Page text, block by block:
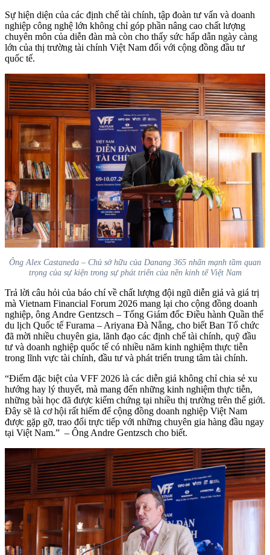
Sự hiện diện của các định chế tài chính, tập đoàn tư vấn và doanh
nghiệp công nghệ lớn không chỉ góp phần nâng cao chất lượng
chuyên môn của diễn đàn mà còn cho thấy sức hấp dẫn ngày càng
lớn của thị trường tài chính Việt Nam đối với cộng đồng đầu tư
quốc tế.
Ông Alex Castaneda – Chủ sở hữu của Danang 365 nhấn mạnh tầm quan
trọng của sự kiện trong sự phát triển của nền kinh tế Việt Nam
Trả lời câu hỏi của báo chí về chất lượng đội ngũ diễn giả và giá trị
mà Vietnam Financial Forum 2026 mang lại cho cộng đồng doanh
nghiệp, ông Andre Gentzsch – Tổng Giám đốc Điều hành Quần thể
du lịch Quốc tế Furama – Ariyana Đà Nẵng, cho biết Ban Tổ chức
đã mời nhiều chuyên gia, lãnh đạo các định chế tài chính, quỹ đầu
tư và doanh nghiệp quốc tế có nhiều năm kinh nghiệm thực tiễn
trong lĩnh vực tài chính, đầu tư và phát triển trung tâm tài chính.
“Điểm đặc biệt của VFF 2026 là các diễn giả không chỉ chia sẻ xu
hướng hay lý thuyết, mà mang đến những kinh nghiệm thực tiễn,
những bài học đã được kiểm chứng tại nhiều thị trường trên thế giới.
Đây sẽ là cơ hội rất hiếm để cộng đồng doanh nghiệp Việt Nam
được gặp gỡ, trao đổi trực tiếp với những chuyên gia hàng đầu ngay
tại Việt Nam.” – Ông Andre Gentzsch cho biết.